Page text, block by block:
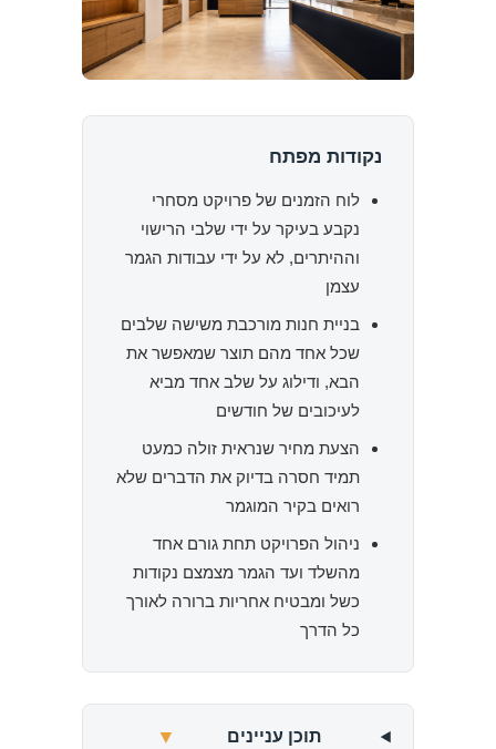
נקודות מפתח
לוח הזמנים של פרויקט מסחרי
נקבע בעיקר על ידי שלבי הרישוי
וההיתרים, לא על ידי עבודות הגמר
עצמן
בניית חנות מורכבת משישה שלבים
שכל אחד מהם תוצר שמאפשר את
הבא, ודילוג על שלב אחד מביא
לעיכובים של חודשים
הצעת מחיר שנראית זולה כמעט
תמיד חסרה בדיוק את הדברים שלא
רואים בקיר המוגמר
ניהול הפרויקט תחת גורם אחד
מהשלד ועד הגמר מצמצם נקודות
כשל ומבטיח אחריות ברורה לאורך
כל הדרך
תוכן עניינים ▼